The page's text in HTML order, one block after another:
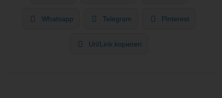
Whatsapp Telegram Pinterest
Url/Link kopieren